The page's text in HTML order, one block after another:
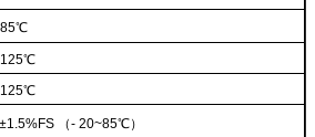
（- 20~85℃）